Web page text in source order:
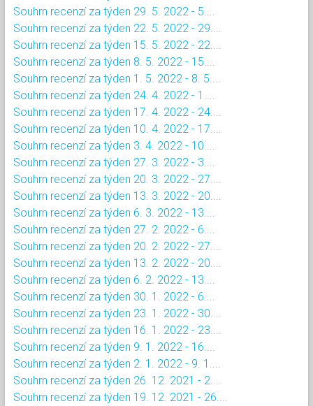
Souhrn recenzí za týden 29. 5. 2022 - 5....
Souhrn recenzí za týden 22. 5. 2022 - 29....
Souhrn recenzí za týden 15. 5. 2022 - 22....
Souhrn recenzí za týden 8. 5. 2022 - 15....
Souhrn recenzí za týden 1. 5. 2022 - 8. 5....
Souhrn recenzí za týden 24. 4. 2022 - 1....
Souhrn recenzí za týden 17. 4. 2022 - 24....
Souhrn recenzí za týden 10. 4. 2022 - 17....
Souhrn recenzí za týden 3. 4. 2022 - 10....
Souhrn recenzí za týden 27. 3. 2022 - 3....
Souhrn recenzí za týden 20. 3. 2022 - 27....
Souhrn recenzí za týden 13. 3. 2022 - 20....
Souhrn recenzí za týden 6. 3. 2022 - 13....
Souhrn recenzí za týden 27. 2. 2022 - 6....
Souhrn recenzí za týden 20. 2. 2022 - 27....
Souhrn recenzí za týden 13. 2. 2022 - 20....
Souhrn recenzí za týden 6. 2. 2022 - 13....
Souhrn recenzí za týden 30. 1. 2022 - 6....
Souhrn recenzí za týden 23. 1. 2022 - 30....
Souhrn recenzí za týden 16. 1. 2022 - 23....
Souhrn recenzí za týden 9. 1. 2022 - 16....
Souhrn recenzí za týden 2. 1. 2022 - 9. 1....
Souhrn recenzí za týden 26. 12. 2021 - 2....
Souhrn recenzí za týden 19. 12. 2021 - 26....